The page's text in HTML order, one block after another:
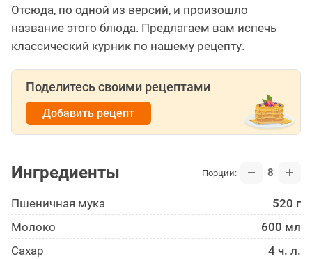
Отсюда, по одной из версий, и произошло
название этого блюда. Предлагаем вам испечь
классический курник по нашему рецепту.
Поделитесь своими рецептами
Добавить рецепт
Ингредиенты Порции: 8
Пшеничная мука
520 г
Молоко
600 мл
Сахар
4 ч. л.